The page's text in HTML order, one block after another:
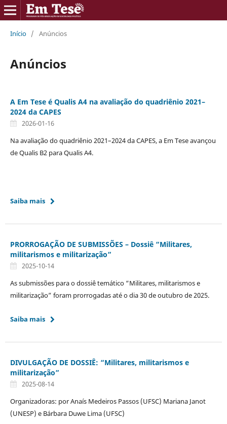
Início / Anúncios
Anúncios
A Em Tese é Qualis A4 na avaliação do quadriênio 2021–
2024 da CAPES
2026-01-16
Na avaliação do quadriênio 2021–2024 da CAPES, a Em Tese avançou
de Qualis B2 para Qualis A4.
Saiba mais
PRORROGAÇÃO DE SUBMISSÕES – Dossiê “Militares,
militarismos e militarização”
2025-10-14
As submissões para o dossiê temático “Militares, militarismos e
militarização” foram prorrogadas até o dia 30 de outubro de 2025.
Saiba mais
DIVULGAÇÃO DE DOSSIÊ: “Militares, militarismos e
militarização”
2025-08-14
Organizadoras: por Anaís Medeiros Passos (UFSC) Mariana Janot
(UNESP) e Bárbara Duwe Lima (UFSC)